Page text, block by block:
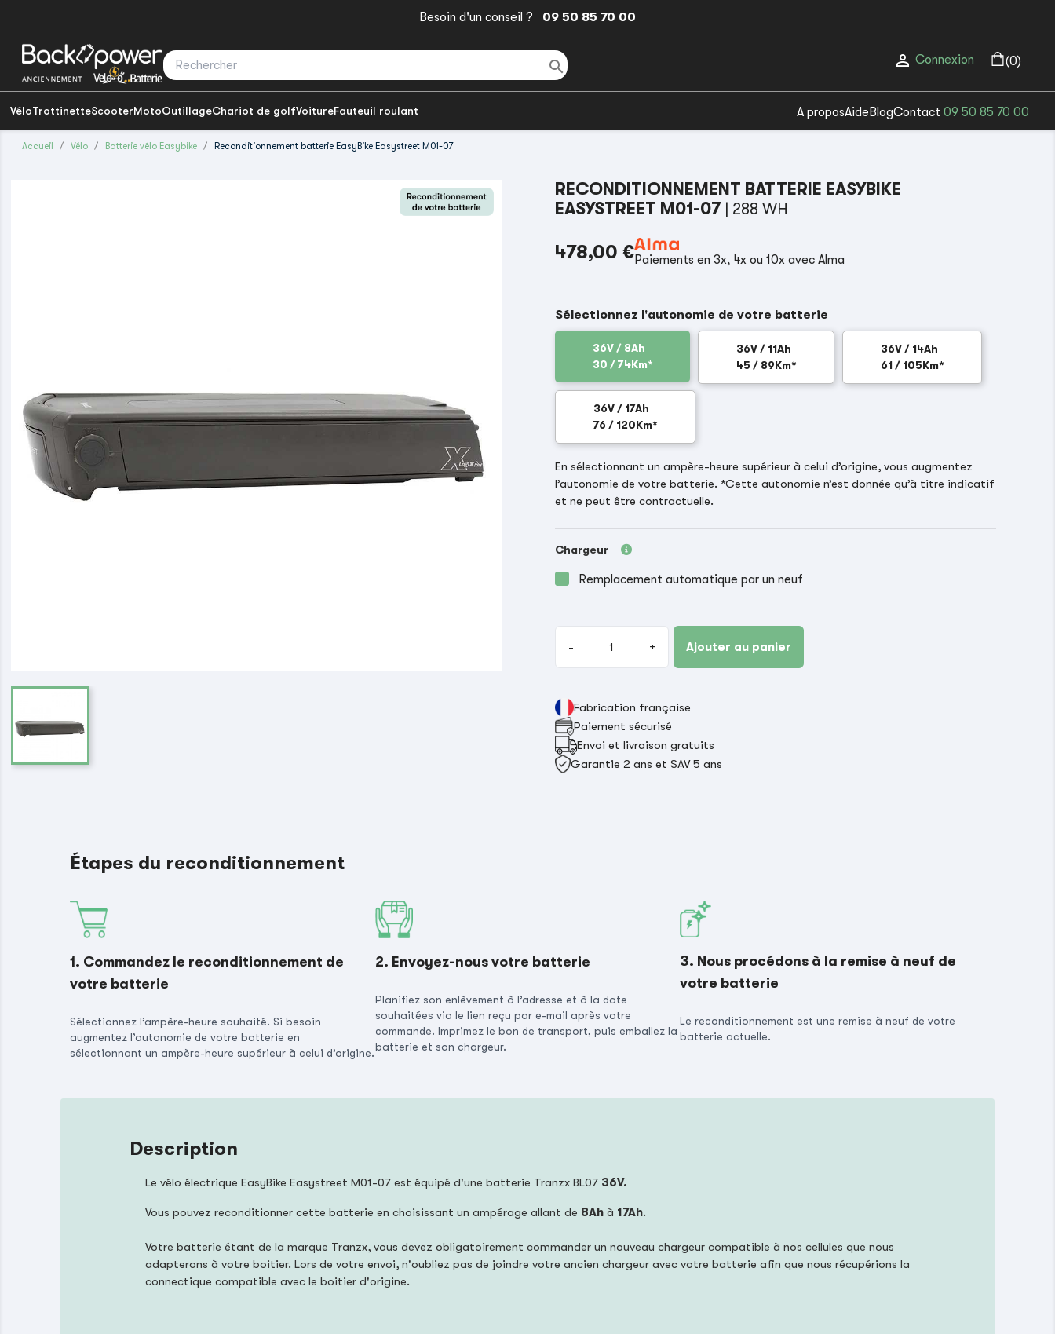
Besoin d'un conseil ? 09 50 85 70 00
  Connexion (0)
VéloTrottinetteScooterMotoOutillageChariot de golfVoitureFauteuil roulant A proposAide BlogContact 09 50 85 70 00
Accueil Vélo Batterie vélo Easybike Reconditionnement batterie EasyBike Easystreet M01-07
RECONDITIONNEMENT BATTERIE EASYBIKE
EASYSTREET M01-07
| 288 WH
478,00 €Paiements en 3x, 4x ou 10x avec Alma
Sélectionnez l'autonomie de votre batterie
36V / 8Ah
30 / 74Km*
36V / 11Ah
45 / 89Km*
36V / 14Ah
61 / 105Km*
36V / 17Ah
76 / 120Km*
En sélectionnant un ampère-heure supérieur à celui d’origine, vous augmentez
l’autonomie de votre batterie. *Cette autonomie n’est donnée qu’à titre indicatif
et ne peut être contractuelle.
Chargeur
Remplacement automatique par un neuf
- + Ajouter au panier
Fabrication française
Paiement sécurisé
Envoi et livraison gratuits
Garantie 2 ans et SAV 5 ans
Étapes du reconditionnement
1. Commandez le reconditionnement de
votre batterie
Sélectionnez l’ampère-heure souhaité. Si besoin
augmentez l’autonomie de votre batterie en
sélectionnant un ampère-heure supérieur à celui d’origine.
2. Envoyez-nous votre batterie
Planifiez son enlèvement à l’adresse et à la date
souhaitées via le lien reçu par e-mail après votre
commande. Imprimez le bon de transport, puis emballez la
batterie et son chargeur.
3. Nous procédons à la remise à neuf de
votre batterie
Le reconditionnement est une remise à neuf de votre
batterie actuelle.
Description
Le vélo électrique EasyBike Easystreet M01-07 est équipé d'une batterie Tranzx BL07 36V.
Vous pouvez reconditionner cette batterie en choisissant un ampérage allant de 8Ah à 17Ah.
Votre batterie étant de la marque Tranzx, vous devez obligatoirement commander un nouveau chargeur compatible à nos cellules que nous
adapterons à votre boitier. Lors de votre envoi, n'oubliez pas de joindre votre ancien chargeur avec votre batterie afin que nous récupérions la
connectique compatible avec le boitier d'origine.